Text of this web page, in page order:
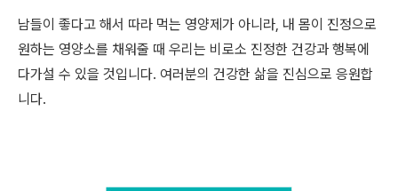
남들이 좋다고 해서 따라 먹는 영양제가 아니라, 내 몸이 진정으로
원하는 영양소를 채워줄 때 우리는 비로소 진정한 건강과 행복에
다가설 수 있을 것입니다. 여러분의 건강한 삶을 진심으로 응원합
니다.